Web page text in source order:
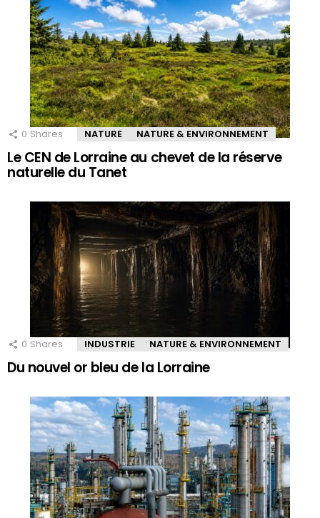
0 Shares NATURE NATURE & ENVIRONNEMENT
Le CEN de Lorraine au chevet de la réserve
naturelle du Tanet
0 Shares INDUSTRIE NATURE & ENVIRONNEMENT
Du nouvel or bleu de la Lorraine